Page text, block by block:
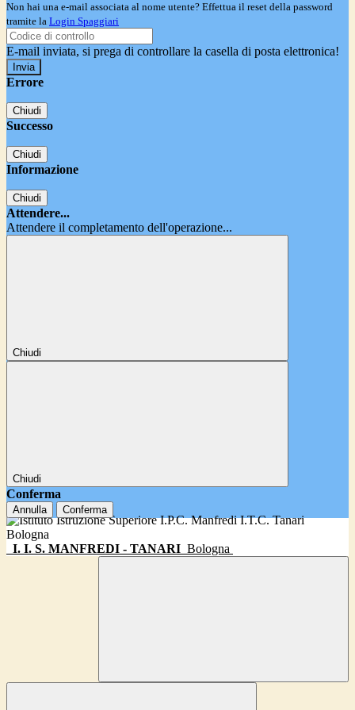
Non hai una e-mail associata al nome utente? Effettua il reset della password
tramite la Login Spaggiari
E-mail inviata, si prega di controllare la casella di posta elettronica!
Errore
Chiudi
Successo
Chiudi
Informazione
Chiudi
Attendere...
Attendere il completamento dell'operazione...
Chiudi
Chiudi
Conferma
Annulla Conferma
I. I. S. MANFREDI - TANARI Bologna